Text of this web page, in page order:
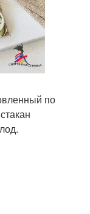
по